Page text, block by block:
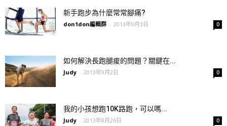
新手跑步為什麼常常腳痛?
don1don編輯群 - 2013年9月3日 0
如何解決長跑腿痠的問題？關鍵在...
Judy - 2013年9月2日 0
我的小孩想跑10K路跑，可以嗎...
Judy - 2013年8月26日 0